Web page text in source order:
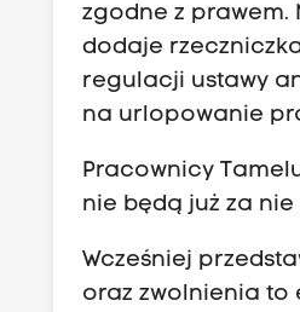
zgodne z prawem.
dodaje
regulacji ustawy
na urlopowanie
Pracownicy
nie będą już za
Wcześniej
oraz zwolnienia to